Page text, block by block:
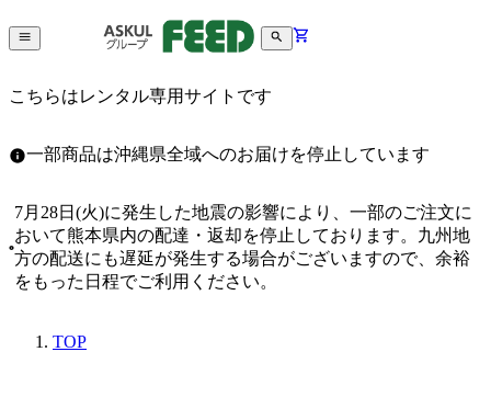
こちらはレンタル専用サイトです
一部商品は沖縄県全域へのお届けを停止しています
7月28日(火)に発生した地震の影響により、一部のご注文に
おいて熊本県内の配達・返却を停止しております。九州地
方の配送にも遅延が発生する場合がございますので、余裕
をもった日程でご利用ください。
TOP